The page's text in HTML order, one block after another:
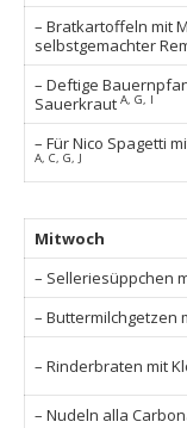
– Bratkartoffeln mit
selbstgemachter
– Deftige
Sauerkraut A, G, I
– Für Nico Spagetti
A, C, G, J
Mitwoch
– Selleriesüppchen
– Buttermilchgetzen
– Rinderbraten mit
– Nudeln alla